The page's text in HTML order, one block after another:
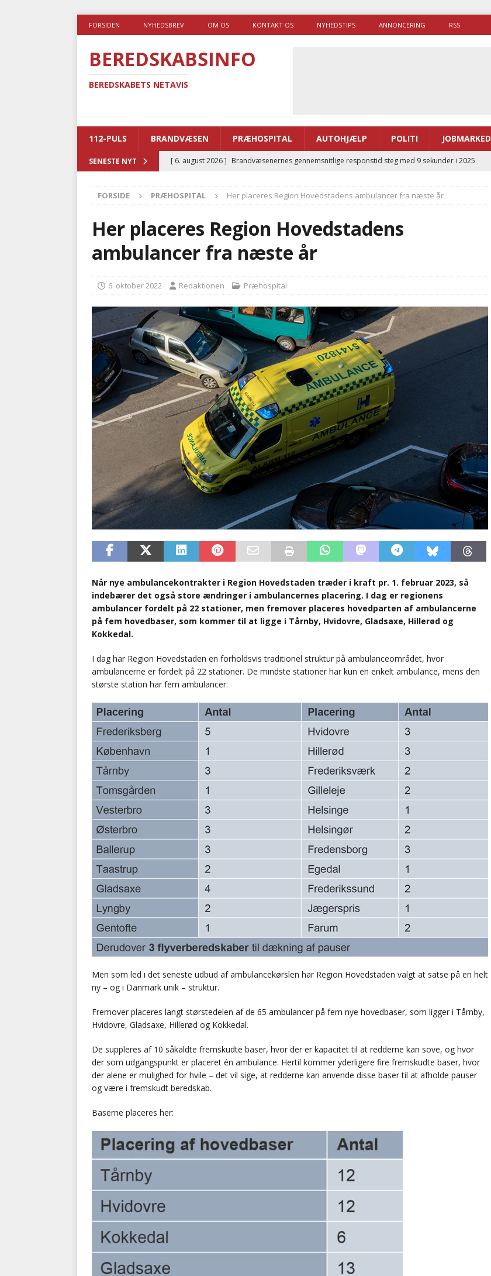
FORSIDEN NYHEDSBREV OM OS KONTAKT OS NYHEDSTIPS ANNONCERING RSS
BEREDSKABSINFO
BEREDSKABETS NETAVIS
112-PULS BRANDVÆSEN PRÆHOSPITAL AUTOHJÆLP POLITI JOBMARKED
SENESTE NYT [ 6. august 2026 ] Brandvæsenernes gennemsnitlige responstid steg med 9 sekunder i 2025
[ 5. august 2026 ] Advarer: Udløb af sygetransporttilladelser kan sende 400.000 kørsler over
i det offentlige
PRÆHOSPITAL
Ny ambulance og el-sygetransportvogn til Samsø
[ 4. august 2026 ]
Brandvæsenerne brugte lidt længere tid på at komme af sted i 2025
BRANDVÆSEN
nødsporet
AUTOHJÆLP
FORSIDE PRÆHOSPITAL Her placeres Region Hovedstadens ambulancer fra næste år
Her placeres Region Hovedstadens
ambulancer fra næste år
6. oktober 2022 Redaktionen Præhospital
Når nye ambulancekontrakter i Region Hovedstaden træder i kraft pr. 1. februar 2023, så
indebærer det også store ændringer i ambulancernes placering. I dag er regionens
ambulancer fordelt på 22 stationer, men fremover placeres hovedparten af ambulancerne
på fem hovedbaser, som kommer til at ligge i Tårnby, Hvidovre, Gladsaxe, Hillerød og
Kokkedal.
I dag har Region Hovedstaden en forholdsvis traditionel struktur på ambulanceområdet, hvor
ambulancerne er fordelt på 22 stationer. De mindste stationer har kun en enkelt ambulance, mens den
største station har fem ambulancer:
Men som led i det seneste udbud af ambulancekørslen har Region Hovedstaden valgt at satse på en helt
ny – og i Danmark unik – struktur.
Fremover placeres langt størstedelen af de 65 ambulancer på fem nye hovedbaser, som ligger i Tårnby,
Hvidovre, Gladsaxe, Hillerød og Kokkedal.
De suppleres af 10 såkaldte fremskudte baser, hvor der er kapacitet til at redderne kan sove, og hvor
der som udgangspunkt er placeret én ambulance. Hertil kommer yderligere fire fremskudte baser, hvor
der alene er mulighed for hvile – det vil sige, at redderne kan anvende disse baser til at afholde pauser
og være i fremskudt beredskab.
Baserne placeres her: